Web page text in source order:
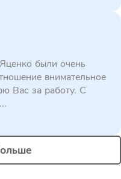
были очень
внимательное
Вас за работу. С